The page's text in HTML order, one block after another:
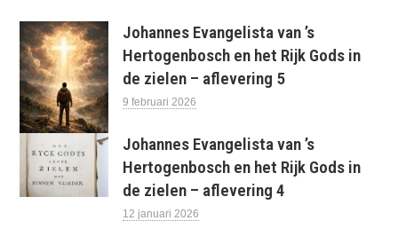
Johannes Evangelista van ’s
Hertogenbosch en het Rijk Gods in
de zielen – aflevering 5
9 februari 2026
Johannes Evangelista van ’s
Hertogenbosch en het Rijk Gods in
de zielen – aflevering 4
12 januari 2026